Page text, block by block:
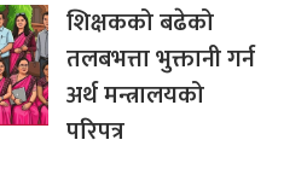
शिक्षकको बढेको
तलबभत्ता भुक्तानी गर्न
अर्थ मन्त्रालयको
परिपत्र